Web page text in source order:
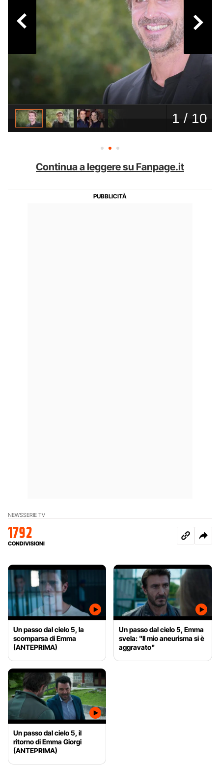
Continua a leggere su Fanpage.it
NEWSSERIE TV
1792
CONDIVISIONI
Un passo dal cielo 5, la
scomparsa di Emma
(ANTEPRIMA)
Un passo dal cielo 5, Emma
svela: "Il mio aneurisma si è
aggravato"
Un passo dal cielo 5, il
ritorno di Emma Giorgi
(ANTEPRIMA)